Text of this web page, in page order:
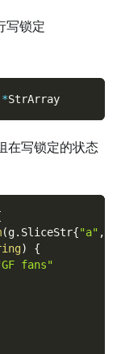
写锁定
*StrArray
在写锁定的状态
(g. SliceStr{"a" ,
)
{
fans"